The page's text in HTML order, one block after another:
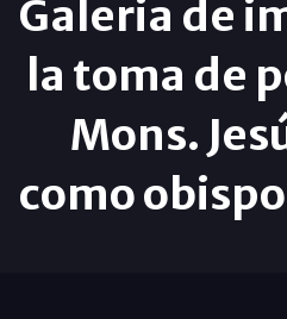
Galeria de
la toma de
Mons.
como